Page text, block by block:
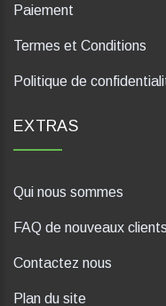
Paiement
Termes et Conditions
Politique de
EXTRAS
Qui nous sommes
FAQ de nouveaux clients
Contactez nous
Plan du site